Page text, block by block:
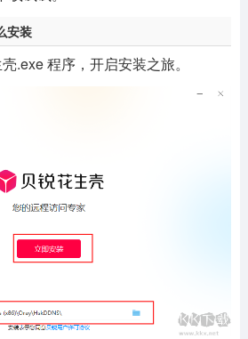
安装
.exe 程序，开启安装之旅。